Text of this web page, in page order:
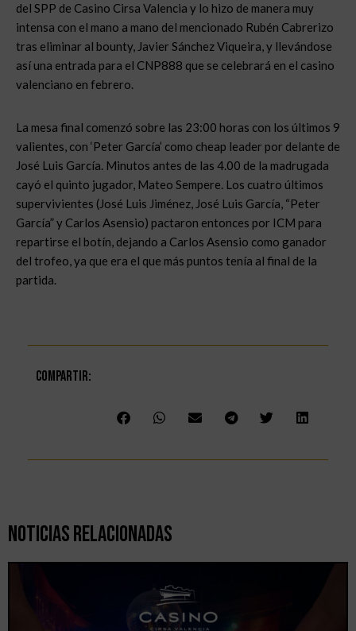
del SPP de Casino Cirsa Valencia y lo hizo de manera muy
intensa con el mano a mano del mencionado Rubén Cabrerizo
tras eliminar al bounty, Javier Sánchez Viqueira, y llevándose
así una entrada para el CNP888 que se celebrará en el casino
valenciano en febrero.
La mesa final comenzó sobre las 23:00 horas con los últimos 9
valientes, con ‘Peter García’ como cheap leader por delante de
José Luis García. Minutos antes de las 4.00 de la madrugada
cayó el quinto jugador, Mateo Sempere. Los cuatro últimos
supervivientes (José Luis Jiménez, José Luis García, “Peter
García” y Carlos Asensio) pactaron entonces por ICM para
repartirse el botín, dejando a Carlos Asensio como ganador
del trofeo, ya que era el que más puntos tenía al final de la
partida.
Compartir:
Noticias Relacionadas